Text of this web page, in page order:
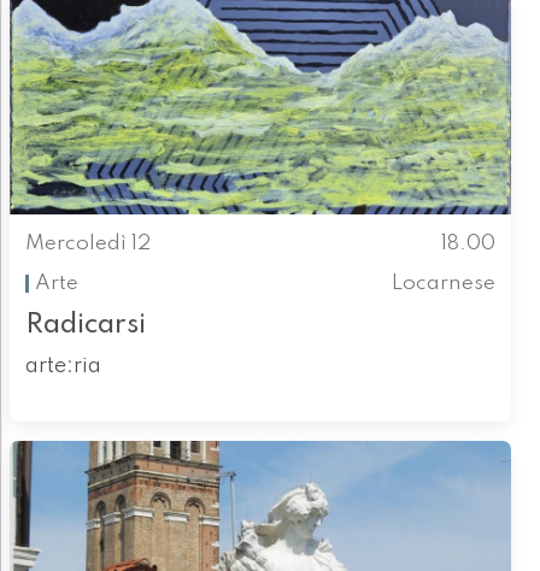
Mercoledì 12
18.00
Arte
Locarnese
Radicarsi
arte:ria